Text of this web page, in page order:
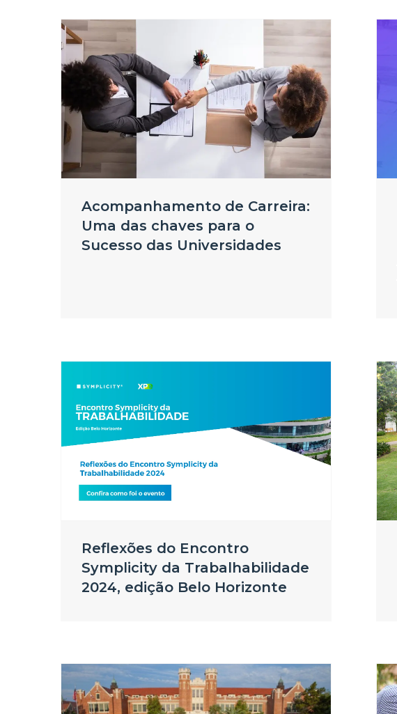
Acompanhamento de Carreira:
Uma das chaves para o
Sucesso das Universidades
Reflexões do Encontro
Symplicity da Trabalhabilidade
2024, edição Belo Horizonte